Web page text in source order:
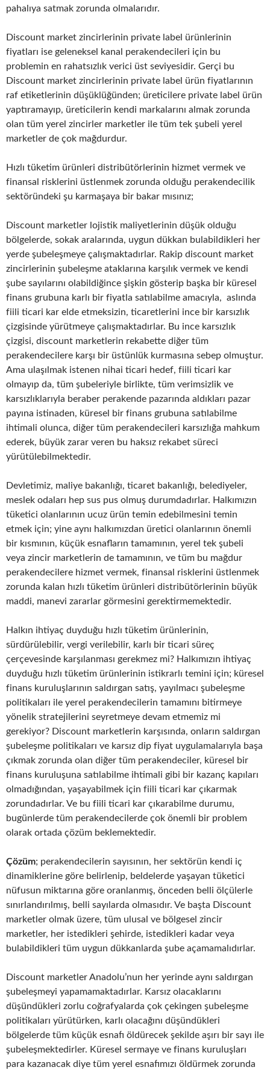
pahalıya satmak zorunda olmalarıdır.
Discount market zincirlerinin private label ürünlerinin
fiyatları ise geleneksel kanal perakendecileri için bu
problemin en rahatsızlık verici üst seviyesidir. Gerçi bu
Discount market zincirlerinin private label ürün fiyatlarının
raf etiketlerinin düşüklüğünden; üreticilere private label ürün
yaptıramayıp, üreticilerin kendi markalarını almak zorunda
olan tüm yerel zincirler marketler ile tüm tek şubeli yerel
marketler de çok mağdurdur.
Hızlı tüketim ürünleri distribütörlerinin hizmet vermek ve
finansal risklerini üstlenmek zorunda olduğu perakendecilik
sektöründeki şu karmaşaya bir bakar mısınız;
Discount marketler lojistik maliyetlerinin düşük olduğu
bölgelerde, sokak aralarında, uygun dükkan bulabildikleri her
yerde şubeleşmeye çalışmaktadırlar. Rakip discount market
zincirlerinin şubeleşme ataklarına karşılık vermek ve kendi
şube sayılarını olabildiğince şişkin gösterip başka bir küresel
finans grubuna karlı bir fiyatla satılabilme amacıyla, aslında
fiili ticari kar elde etmeksizin, ticaretlerini ince bir karsızlık
çizgisinde yürütmeye çalışmaktadırlar. Bu ince karsızlık
çizgisi, discount marketlerin rekabette diğer tüm
perakendecilere karşı bir üstünlük kurmasına sebep olmuştur.
Ama ulaşılmak istenen nihai ticari hedef, fiili ticari kar
olmayıp da, tüm şubeleriyle birlikte, tüm verimsizlik ve
karsızlıklarıyla beraber perakende pazarında aldıkları pazar
payına istinaden, küresel bir finans grubuna satılabilme
ihtimali olunca, diğer tüm perakendecileri karsızlığa mahkum
ederek, büyük zarar veren bu haksız rekabet süreci
yürütülebilmektedir.
Devletimiz, maliye bakanlığı, ticaret bakanlığı, belediyeler,
meslek odaları hep sus pus olmuş durumdadırlar. Halkımızın
tüketici olanlarının ucuz ürün temin edebilmesini temin
etmek için; yine aynı halkımızdan üretici olanlarının önemli
bir kısmının, küçük esnafların tamamının, yerel tek şubeli
veya zincir marketlerin de tamamının, ve tüm bu mağdur
perakendecilere hizmet vermek, finansal risklerini üstlenmek
zorunda kalan hızlı tüketim ürünleri distribütörlerinin büyük
maddi, manevi zararlar görmesini gerektirmemektedir.
Halkın ihtiyaç duyduğu hızlı tüketim ürünlerinin,
sürdürülebilir, vergi verilebilir, karlı bir ticari süreç
çerçevesinde karşılanması gerekmez mi? Halkımızın ihtiyaç
duyduğu hızlı tüketim ürünlerinin istikrarlı temini için; küresel
finans kuruluşlarının saldırgan satış, yayılmacı şubeleşme
politikaları ile yerel perakendecilerin tamamını bitirmeye
yönelik stratejilerini seyretmeye devam etmemiz mi
gerekiyor? Discount marketlerin karşısında, onların saldırgan
şubeleşme politikaları ve karsız dip fiyat uygulamalarıyla başa
çıkmak zorunda olan diğer tüm perakendeciler, küresel bir
finans kuruluşuna satılabilme ihtimali gibi bir kazanç kapıları
olmadığından, yaşayabilmek için fiili ticari kar çıkarmak
zorundadırlar. Ve bu fiili ticari kar çıkarabilme durumu,
bugünlerde tüm perakendecilerde çok önemli bir problem
olarak ortada çözüm beklemektedir.
Çözüm; perakendecilerin sayısının, her sektörün kendi iç
dinamiklerine göre belirlenip, beldelerde yaşayan tüketici
nüfusun miktarına göre oranlanmış, önceden belli ölçülerle
sınırlandırılmış, belli sayılarda olmasıdır. Ve başta Discount
marketler olmak üzere, tüm ulusal ve bölgesel zincir
marketler, her istedikleri şehirde, istedikleri kadar veya
bulabildikleri tüm uygun dükkanlarda şube açamamalıdırlar.
Discount marketler Anadolu’nun her yerinde aynı saldırgan
şubeleşmeyi yapamamaktadırlar. Karsız olacaklarını
düşündükleri zorlu coğrafyalarda çok çekingen şubeleşme
politikaları yürütürken, karlı olacağını düşündükleri
bölgelerde tüm küçük esnafı öldürecek şekilde aşırı bir sayı ile
şubeleşmektedirler. Küresel sermaye ve finans kuruluşları
para kazanacak diye tüm yerel esnafımızı öldürmek zorunda